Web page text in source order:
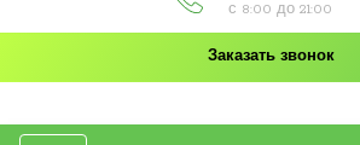
с 8:00 до 21:00
Заказать звонок